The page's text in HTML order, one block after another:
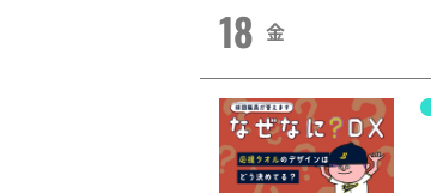
18 金